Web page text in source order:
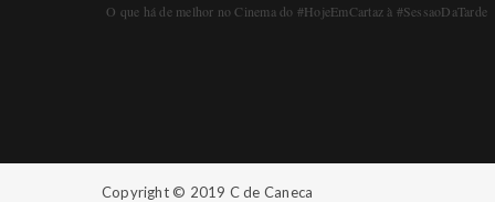
O que há de melhor no Cinema do #HojeEmCartaz à #SessaoDaTarde
Copyright © 2019 C de Caneca